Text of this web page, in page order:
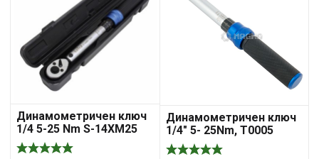
Динамометричен ключ
1/4 5-25 Nm S-14XM25
SATRA
Динамометричен ключ
1/4″ 5- 25Nm, T0005